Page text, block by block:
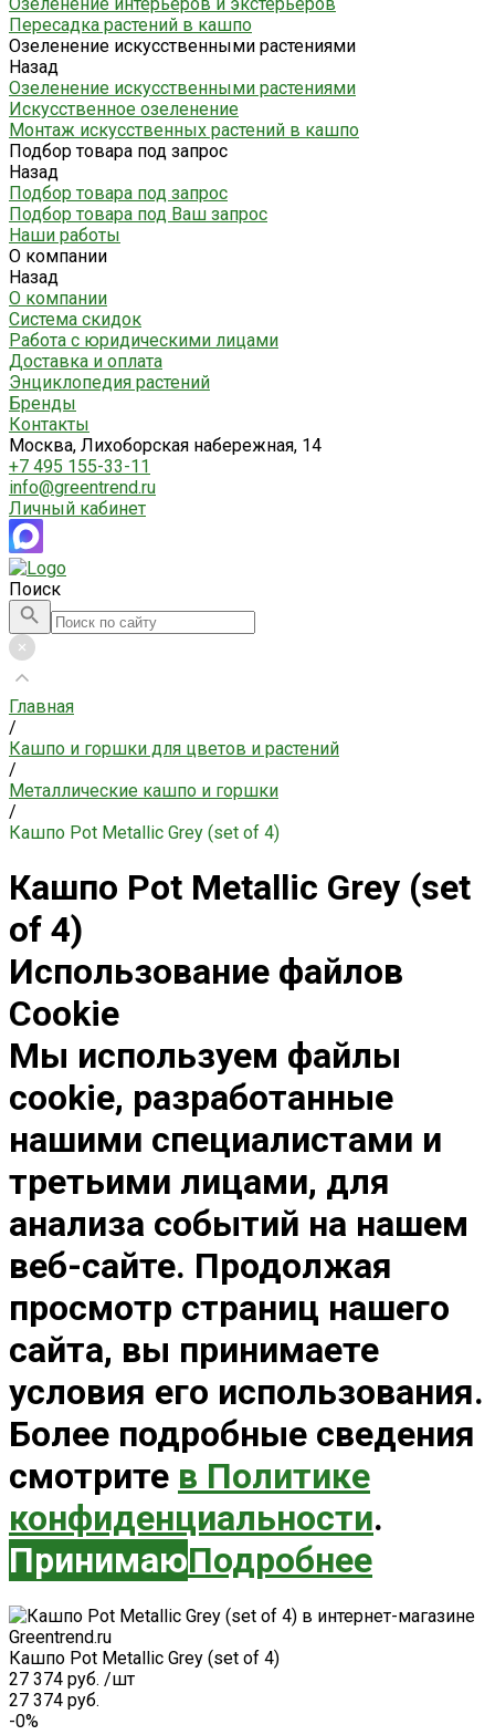
Пересадка растений в кашпо
Озеленение искусственными растениями
Назад
Озеленение искусственными растениями
Искусственное озеленение
Монтаж искусственных растений в кашпо
Подбор товара под запрос
Назад
Подбор товара под запрос
Подбор товара под Ваш запрос
Наши работы
О компании
Назад
О компании
Система скидок
Работа с юридическими лицами
Доставка и оплата
Энциклопедия растений
Бренды
Контакты
Москва, Лихоборская набережная, 14
+7 495 155-33-11
info@greentrend.ru
Личный кабинет
Поиск
Главная
/
Кашпо и горшки для цветов и растений
/
Металлические кашпо и горшки
/
Кашпо Pot Metallic Grey (set of 4)
Кашпо Pot Metallic Grey (set
of 4)
Использование файлов
Cookie
Мы используем файлы
cookie, разработанные
нашими специалистами и
третьими лицами, для
анализа событий на нашем
веб-сайте. Продолжая
просмотр страниц нашего
сайта, вы принимаете
условия его использования.
Более подробные сведения
смотрите в Политике
конфиденциальности.
ПринимаюПодробнее
Кашпо Pot Metallic Grey (set of 4)
27 374 руб. /шт
27 374 руб.
-0%